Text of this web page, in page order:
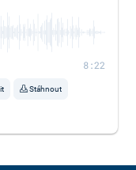
8:22
Stáhnout